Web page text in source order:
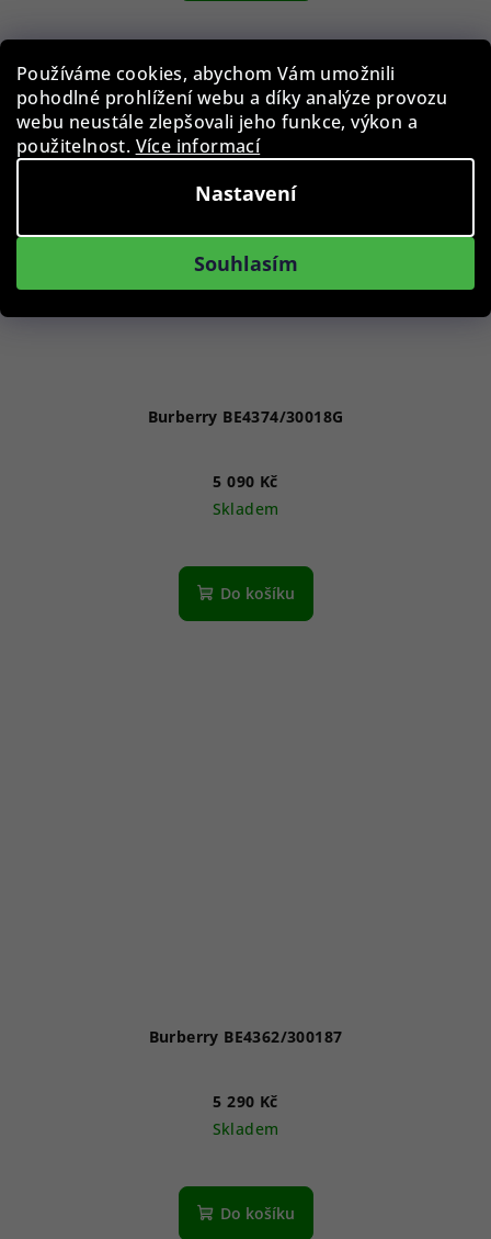
Používáme cookies, abychom Vám umožnili
pohodlné prohlížení webu a díky analýze provozu
webu neustále zlepšovali jeho funkce, výkon a
použitelnost. Více informací
Nastavení
Souhlasím
Burberry BE4374/30018G
5 090 Kč
Skladem
Do košíku
Burberry BE4362/300187
5 290 Kč
Skladem
Do košíku